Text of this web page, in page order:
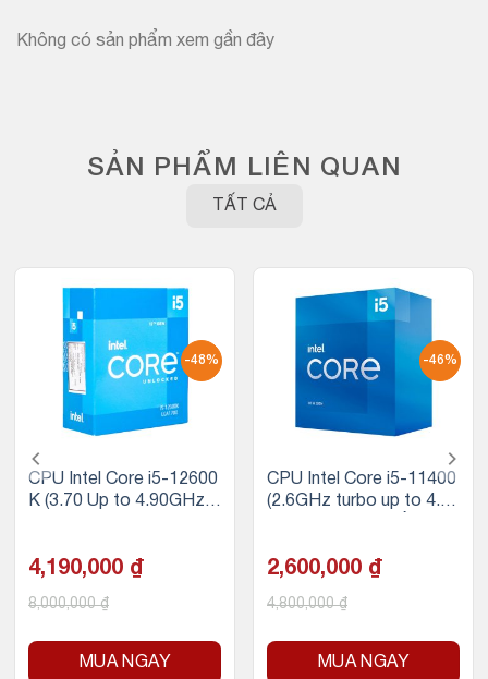
Không có sản phẩm xem gần đây
SẢN PHẨM LIÊN QUAN
TẤT CẢ
-48%
CPU Intel Core i5-12600
K (3.70 Up to 4.90GHz |
D Graphics 770 | 125W)
4,190,000 ₫
8,000,000₫
MUA NGAY
-46%
CPU Intel Core i5-11400
(2.6GHz turbo up to 4.4
2,600,000 ₫
4,800,000₫
MUA NGAY